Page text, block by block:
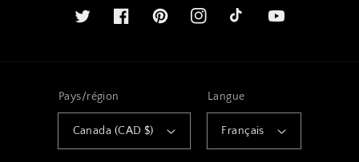
Twitter FacebookPinterestInstagram Youtube
Pays/région
Canada (CAD $)
Langue
Français